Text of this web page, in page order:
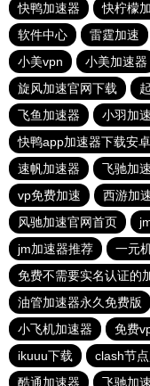
快鸭加速器
快柠檬
软件中心
雷霆加速
小美vpn
小美加速器
旋风加速官网下载
飞鱼加速器
小羽加
快鸭app加速器下载安卓
速帆加速器
飞驰加
vp免费加速
西游加
风驰加速官网首页
jm加速器推荐
一元
免费不需要实名认证的
油管加速器永久免费版
小飞机加速器
免费
ikuuu下载
clash节
酷通加速器
飞驰加